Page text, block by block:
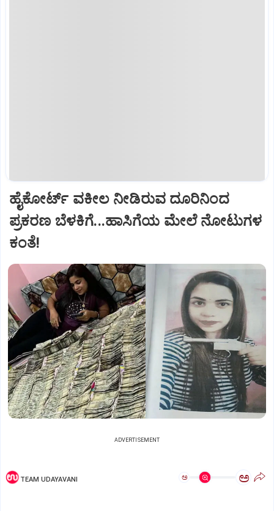
ಹೈಕೋರ್ಟ್‌ ವಕೀಲ ನೀಡಿರುವ ದೂರಿನಿಂದ
ಪ್ರಕರಣ ಬೆಳಕಿಗೆ...ಹಾಸಿಗೆಯ ಮೇಲೆ ನೋಟುಗಳ
ಕಂತೆ!
ADVERTISEMENT
TEAM UDAYAVANI ಅ ಅ